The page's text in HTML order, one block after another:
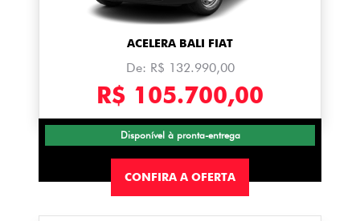
ACELERA BALI FIAT
De: R$ 132.990,00
R$ 105.700,00
Disponível à pronta-entrega
CONFIRA A OFERTA